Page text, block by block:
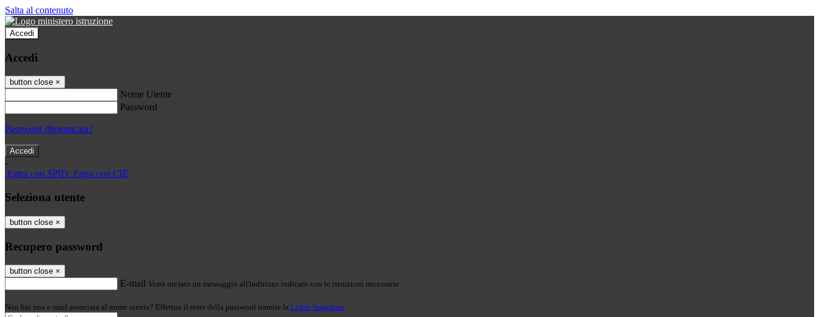
Salta al contenuto
Accedi
Accedi
button close ×
Nome Utente
Password
Password dimenticata?
-
Entra con SPID Entra con CIE
Seleziona utente
button close ×
Recupero password
button close ×
E-mail Verrà inviato un messaggio all'indirizzo indicato con le istruzioni necessarie.
Non hai una e-mail associata al nome utente? Effettua il reset della password tramite la Login Spaggiari